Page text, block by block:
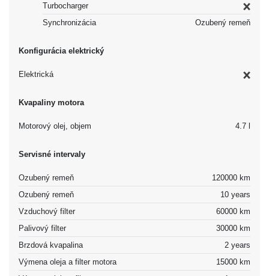
Turbocharger
Synchronizácia
Ozubený remeň
Konfigurácia elektrický
Elektrická
Kvapaliny motora
Motorový olej, objem 4.7 l
Servisné intervaly
Ozubený remeň
120000 km
Ozubený remeň
10 years
Vzduchový filter
60000 km
Palivový filter
30000 km
Brzdová kvapalina
2 years
Výmena oleja a filter motora
15000 km